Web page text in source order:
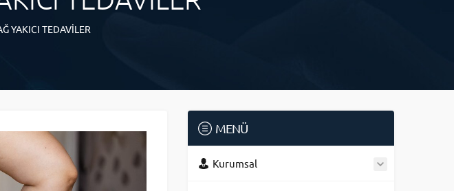
YAKICI TEDAVİLER
MENÜ
Kurumsal